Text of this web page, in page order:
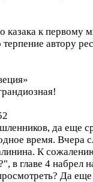
казака к первому
автору
да еще
время. Вчера
К
в главе 4 набрел
Да